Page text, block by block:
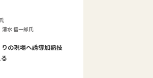
水 信一郎氏
の現場へ誘導加熱技